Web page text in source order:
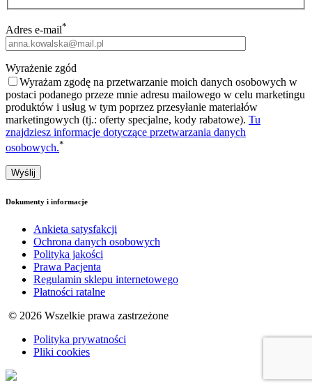
Adres e-mail*
Wyrażenie zgód
Wyrażam zgodę na przetwarzanie moich danych osobowych w
postaci podanego przeze mnie adresu mailowego w celu marketingu
produktów i usług w tym poprzez przesyłanie materiałów
marketingowych (tj.: oferty specjalne, kody rabatowe). Tu
znajdziesz informacje dotyczące przetwarzania danych
osobowych.*
Dokumenty i informacje
Ankieta satysfakcji
Ochrona danych osobowych
Polityka jakości
Prawa Pacjenta
Regulamin sklepu internetowego
Płatności ratalne
© 2026 Wszelkie prawa zastrzeżone
Polityka prywatności
Pliki cookies